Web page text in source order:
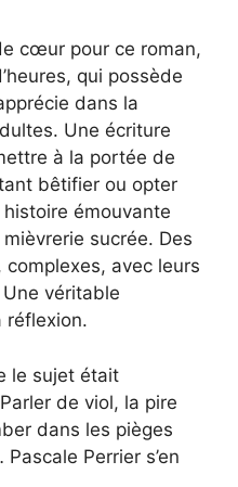
cœur pour ce roman,
qui possède
dans la
Une écriture
à la portée de
bêtifier ou opter
émouvante
sucrée. Des
avec leurs
véritable
réflexion.
le sujet était
de viol, la pire
dans les pièges
Perrier s’en